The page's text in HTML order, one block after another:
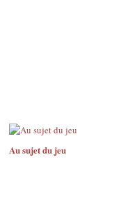
Au sujet du jeu